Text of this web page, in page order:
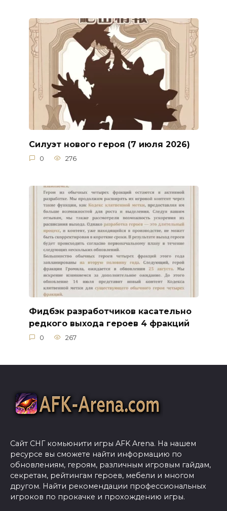
Силуэт нового героя (7 июля 2026)
0 276
Фидбэк разработчиков касательно
редкого выхода героев 4 фракций
0 267
Сайт СНГ комьюнити игры AFK Arena. На нашем
ресурсе вы сможете найти информацию по
обновлениям, героям, различным игровым гайдам,
секретам, рейтингам героев, мебели и многом
другом. Найти рекомендации профессиональных
игроков по прокачке и прохождению игры.